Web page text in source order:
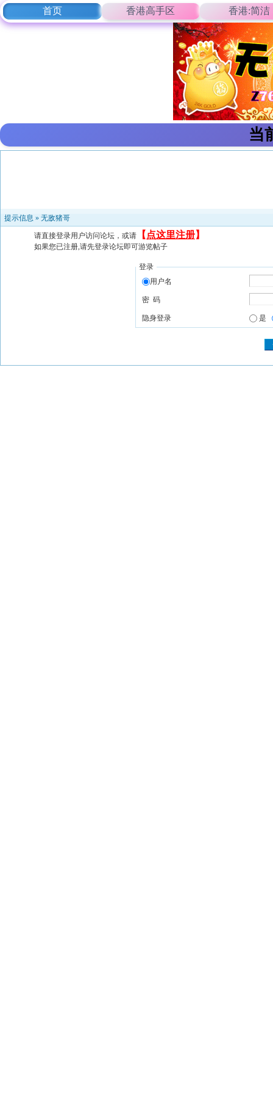
首页 香港高手区 香港:简洁
当
提示信息 » 无敌猪哥
请直接登录用户访问论坛，或请 【 点这里注册】
如果您已注册,请先登录论坛即可游览帖子
登录
用户名
密 码
隐身登录 是